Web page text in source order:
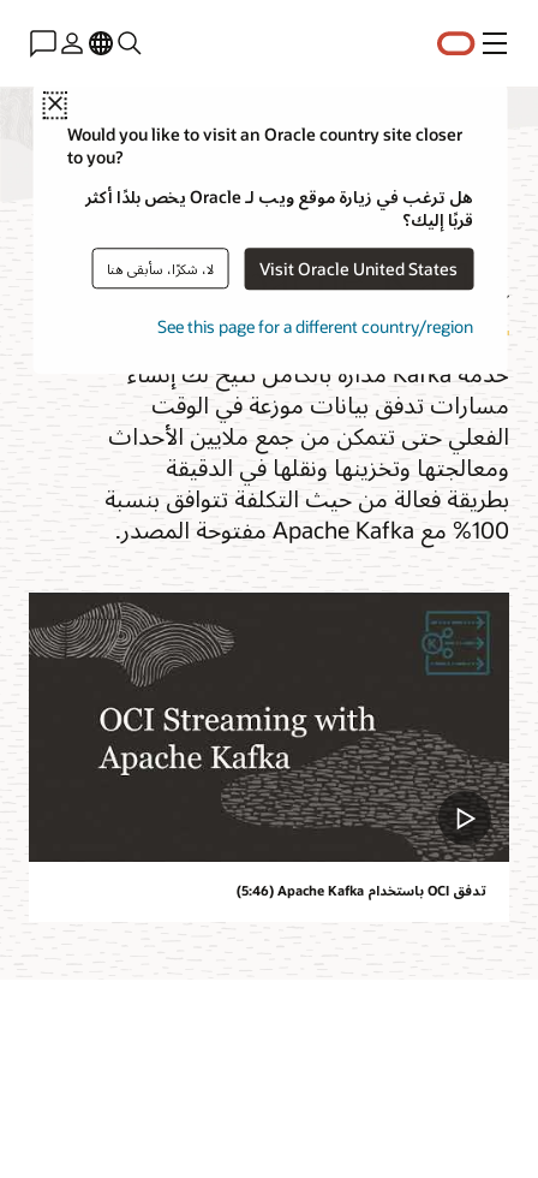
القائمة
Close
Would you like to visit an Oracle country site closer
to you?
هل ترغب في زيارة موقع ويب لـ Oracle يخص بلدًا أكثر
قربًا إليك؟
Visit Oracle United States لا، شكرًا، سأبقى هنا
See this page for a different country/region
التدفق باستخدام
Apache Kafka
خدمة Kafka مُدارة بالكامل تتيح لك إنشاء
مسارات تدفق بيانات موزعة في الوقت
الفعلي حتى تتمكن من جمع ملايين الأحداث
ومعالجتها وتخزينها ونقلها في الدقيقة
بطريقة فعالة من حيث التكلفة تتوافق بنسبة
100% مع Apache Kafka مفتوحة المصدر.
تدفق OCI باستخدام Apache Kafka ‏(5:46)